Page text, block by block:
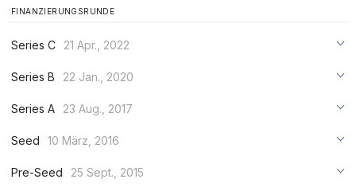
FINANZIERUNGSRUNDE
Series C
21 Apr., 2022
***
Series B
22 Jan., 2020
***
Series A
23 Aug., 2017
***
Seed
10 März, 2016
***
Pre-Seed
25 Sept., 2015